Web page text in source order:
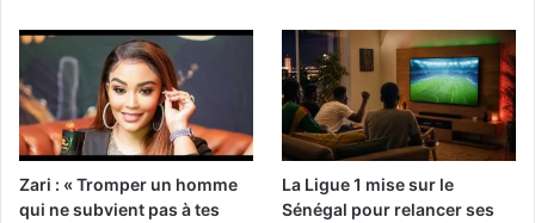
Zari : « Tromper un homme
qui ne subvient pas à tes
La Ligue 1 mise sur le
Sénégal pour relancer ses